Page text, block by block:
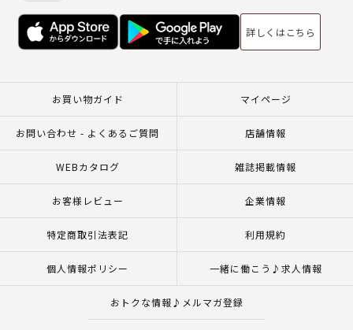
詳しくはこちら
お買い物ガイド マイページ
お問い合わせ - よくあるご質問 店舗情報
WEBカタログ 雑誌掲載情報
お客様レビュー 企業情報
特定商取引法表記 利用規約
個人情報ポリシー 一緒に働こう♪求人情報
おトクな情報♪メルマガ登録